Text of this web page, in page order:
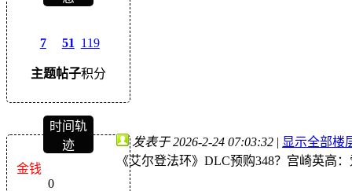
7
主题
51
帖子
119
积分
时间轨
迹
金钱
0
发表于 2026-2-24 07:03:32 | 显示全部楼
《艾尔登法环》DLC预购348？宫崎英高